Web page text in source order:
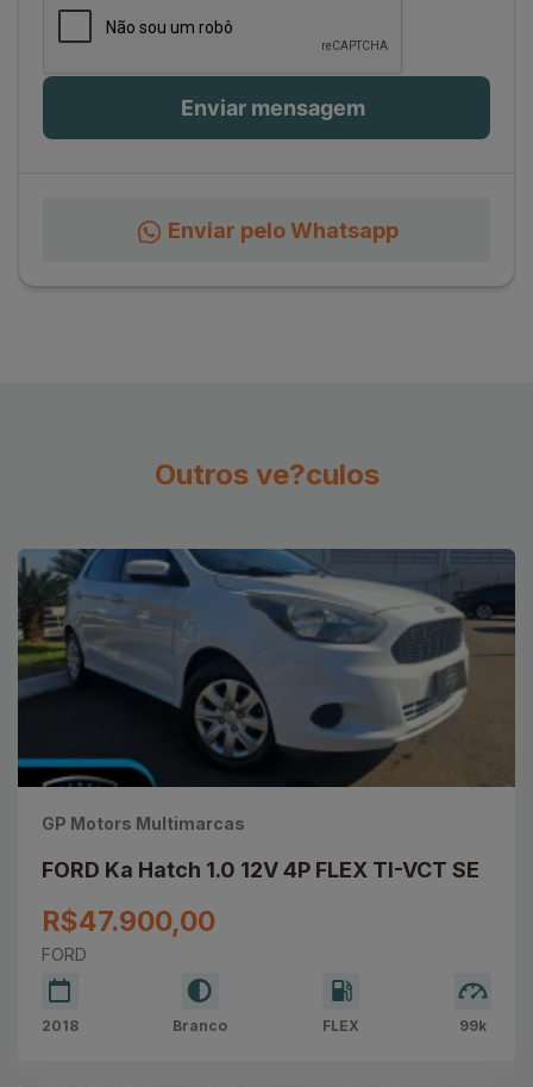
Enviar pelo Whatsapp
Outros ve?culos
GP Motors Multimarcas
FORD Ka Hatch 1.0 12V 4P FLEX TI-VCT SE
R$47.900,00
FORD
2018 Branco FLEX 99k